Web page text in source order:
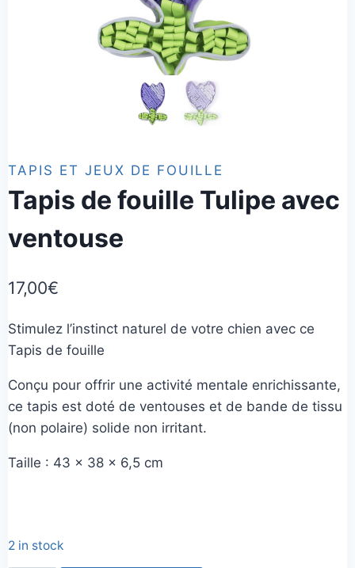
TAPIS ET JEUX DE FOUILLE
Tapis de fouille Tulipe avec
ventouse
17,00€
Stimulez l’instinct naturel de votre chien avec ce
Tapis de fouille
Conçu pour offrir une activité mentale enrichissante,
ce tapis est doté de ventouses et de bande de tissu
(non polaire) solide non irritant.
Taille : 43 × 38 × 6,5 cm
2 in stock